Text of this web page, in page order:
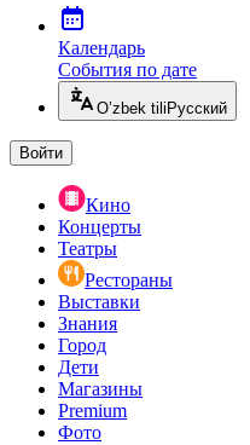
Календарь
События по дате
O’zbek tili Русский
Войти
Кино
Концерты
Театры
Рестораны
Выставки
Знания
Город
Дети
Магазины
Premium
Фото